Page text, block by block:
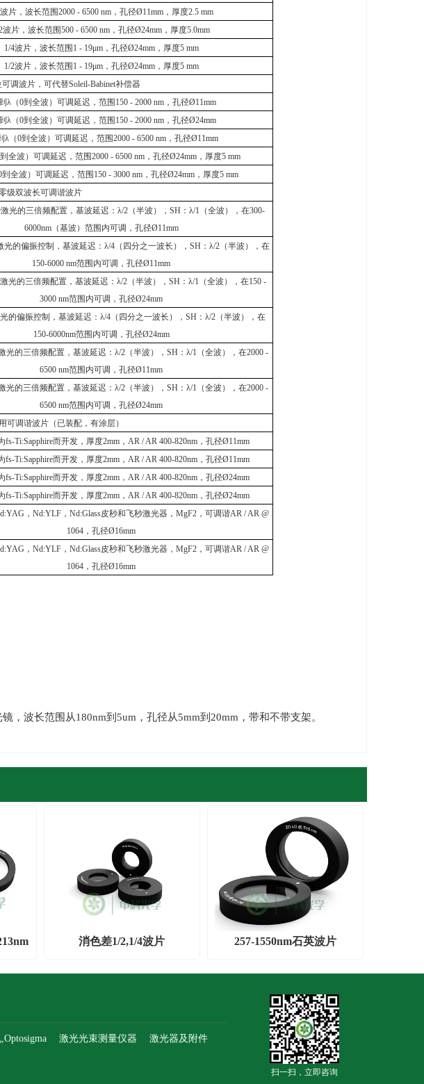
波片，波长范围2000 - 6500 nm，孔径Ø11mm，厚度2.5 mm
波片，波长范围500 - 6500 nm ，孔径Ø24mm ，厚度5.0mm
1/4波片，波长范围 1 - 19μm，孔径Ø24mm，厚度5 mm
1/2波片，波长范围 1 - 19μm，孔径Ø24mm，厚度5 mm
调波片，可代替Soleil-Babinet补偿器
λ（0到全波）可调延迟，范围 150 - 2000 nm ，孔径Ø11mm
λ（0到全波）可调延迟，范围 150 - 2000 nm ，孔径Ø24mm
λ（0到全波）可调延迟，范围2000 - 6500 nm ，孔径Ø11mm
到全波）可调延迟，范围2000 - 6500 nm，孔径Ø24mm，厚度5 mm
到全波）可调延迟，范围 150 - 3000 nm，孔径Ø24mm，厚度5 mm
级双波长可调谐波片
光的三倍频配置，基波延迟：λ/2 （半波）， SH ：λ/1 （全波），在300-
6000nm（基波）范围内可调，孔径Ø11mm
光的偏振控制，基波延迟：λ/4 （四分之一波长）， SH ：λ/2 （半波），在
150-6000 nm范围内可调，孔径Ø11mm
光的三倍频配置，基波延迟：λ/2（半波）， SH ：λ/1 （全波），在150 -
3000 nm范围内可调，孔径Ø24mm
的偏振控制，基波延迟：λ/4 （四分之一波长）， SH ：λ/2 （半波），在
150-6000nm范围内可调，孔径Ø24mm
光的三倍频配置，基波延迟：λ/2（半波）， SH ：λ/1 （全波），在2000 -
6500 nm范围内可调，孔径Ø11mm
光的三倍频配置，基波延迟：λ/2（半波）， SH ：λ/1 （全波），在2000 -
6500 nm范围内可调，孔径Ø24mm
可调谐波片（已装配，有涂层）
fs-Ti:Sapphire而开发，厚度2mm， AR / AR 400-820nm，孔径Ø11mm
fs-Ti:Sapphire而开发，厚度2mm， AR / AR 400-820nm，孔径Ø11mm
fs-Ti:Sapphire而开发，厚度2mm， AR / AR 400-820nm，孔径Ø24mm
fs-Ti:Sapphire而开发，厚度2mm， AR / AR 400-820nm，孔径Ø24mm
， Nd:YLF ， Nd:Glass皮秒和飞秒激光器， MgF2 ，可调谐AR / AR @
1064 ，孔径Ø16mm
， Nd:YLF ， Nd:Glass皮秒和飞秒激光器， MgF2 ，可调谐AR / AR @
1064 ，孔径Ø16mm
镜，波长范围从180nm到 5um ，孔径从5mm到 20mm ，带和不带支架。
消色差1/2,1/4波片 257-1550nm石英波片
激光光束测量仪器
激光器及附件
扫一扫，立即咨询